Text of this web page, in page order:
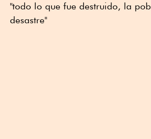
"todo lo que fue destruido, la
desastre"